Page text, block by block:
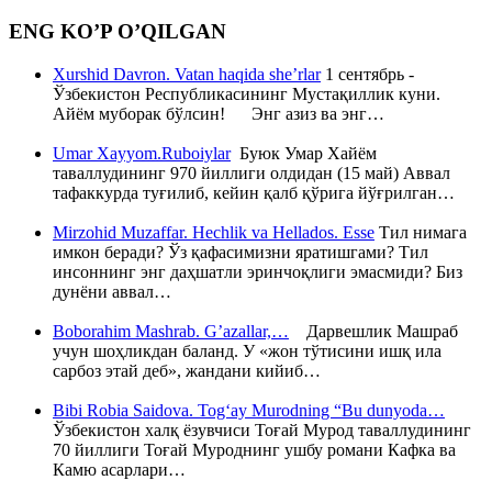
ENG KO’P O’QILGAN
Xurshid Davron. Vatan haqida she’rlar1 сентябрь -
Ўзбекистон Республикасининг Мустақиллик куни.
Айём муборак бўлсин! Энг азиз ва энг…
Umar Xayyom.RuboiylarБуюк Умар Хайём
таваллудининг 970 йиллиги олдидан (15 май) Аввал
тафаккурда туғилиб, кейин қалб қўрига йўғрилган…
Mirzohid Muzaffar. Hechlik va Hellados. Esse Тил нимага
имкон беради? Ўз қафасимизни яратишгами? Тил
инсоннинг энг даҳшатли эринчоқлиги эмасмиди? Биз
дунёни аввал…
Boborahim Mashrab. G’azallar,… Дарвешлик Машраб
учун шоҳликдан баланд. У «жон тўтисини ишқ ила
сарбоз этай деб», жандани кийиб…
Bibi Robia Saidova. Tog‘ay Murodning “Bu dunyoda…
Ўзбекистон халқ ёзувчиси Тоғай Мурод таваллудининг
70 йиллиги Тоғай Муроднинг ушбу романи Кафка ва
Камю асарлари…